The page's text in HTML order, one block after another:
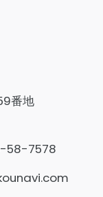
番地
58-7578